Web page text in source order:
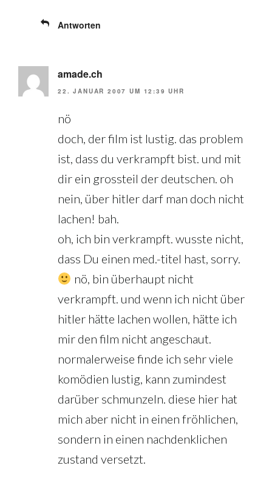
Antworten
amade.ch
22. JANUAR 2007 UM 12:39 UHR
nö
doch, der film ist lustig. das problem
ist, dass du verkrampft bist. und mit
dir ein grossteil der deutschen. oh
nein, über hitler darf man doch nicht
lachen! bah.
oh, ich bin verkrampft. wusste nicht,
dass Du einen med.-titel hast, sorry.
nö, bin überhaupt nicht
verkrampft. und wenn ich nicht über
hitler hätte lachen wollen, hätte ich
mir den film nicht angeschaut.
normalerweise finde ich sehr viele
komödien lustig, kann zumindest
darüber schmunzeln. diese hier hat
mich aber nicht in einen fröhlichen,
sondern in einen nachdenklichen
zustand versetzt.